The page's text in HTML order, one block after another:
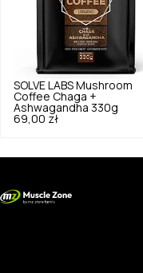
SOLVE LABS Mushroom
Coffee Chaga +
Ashwagandha 330g
69,00 zł